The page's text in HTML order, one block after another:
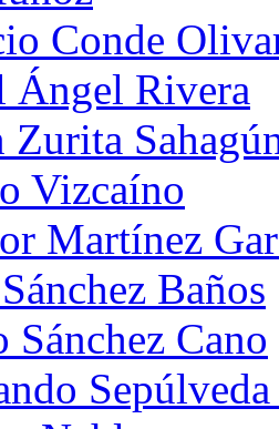
Conde
Ángel Rivera
Zurita
Vizcaíno
Martínez
Baños
Sánchez Cano